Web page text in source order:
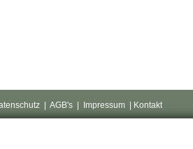
| AGB's Impressum | Kontakt